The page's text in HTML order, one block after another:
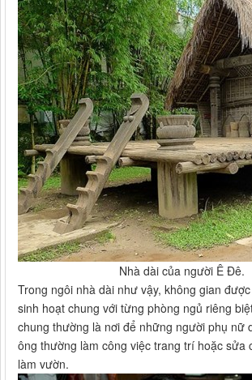
Nhà dài của người Ê Đê.
Trong ngôi nhà dài như vậy, không gian
sinh hoạt chung với từng phòng ngủ riêng
chung thường là nơi để những người phụ nữ
ông thường làm công việc trang trí hoặc sửa
làm vườn.